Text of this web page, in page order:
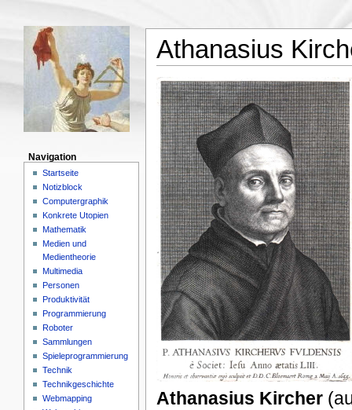
Athanasius
Athanasius Kircher
Navigation
Startseite
Notizblock
Computergraphik
Konkrete Utopien
Mathematik
Medien und
Medientheorie
Multimedia
Personen
Produktivität
Programmierung
Roboter
Sammlungen
Spieleprogrammierung
Technik
Technikgeschichte
Webmapping